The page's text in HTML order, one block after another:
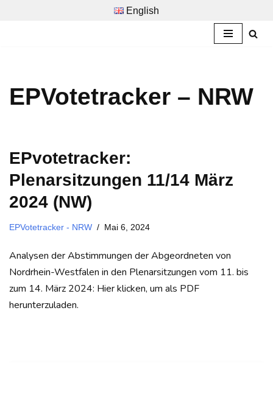
English
EPVotetracker – NRW
EPvotetracker:
Plenarsitzungen 11/14 März
2024 (NW)
EPVotetracker - NRW Mai 6, 2024
Analysen der Abstimmungen der Abgeordneten von
Nordrhein-Westfalen in den Plenarsitzungen vom 11. bis
zum 14. März 2024: Hier klicken, um als PDF
herunterzuladen.